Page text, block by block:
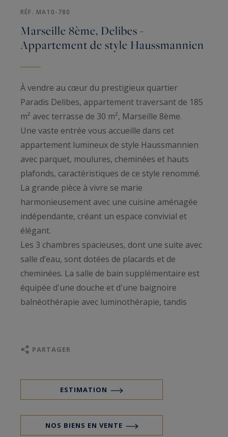
RÉF. MA10-780
Marseille 8ème, Delibes -
Appartement de style Haussmannien
À vendre au cœur du prestigieux quartier
Paradis Delibes, appartement traversant de 185
m² avec terrasse de 30 m², Marseille 8ème.
Une vaste entrée vous accueille dans cet
appartement lumineux de style Haussmannien
avec parquet, moulures, cheminées et hauts
plafonds, caractéristiques de ce style renommé.
La grande pièce à vivre se marie
harmonieusement avec une cuisine aménagée
indépendante, créant un espace convivial et
élégant.
Les 3 chambres spacieuses, dont une suite avec
salle d’eau, sont dotées de placards et de
cheminées. La salle de bain supplémentaire est
équipée d'une douche et d'une baignoire
balnéothérapie avec luminothérapie, tandis
L'exposition traversante Est / Ouest assure une
la climatisation, l’ascenseur, le double vitrage et
une porte blindée garantissent un confort et
une sécurité absolus.
Situé dans une petite copropriété de 5
PARTAGER
ESTIMATION
NOS BIENS EN VENTE